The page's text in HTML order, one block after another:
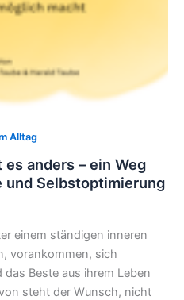
Alltag
anders – ein Weg
und Selbstoptimierung
einem ständigen inneren
vorankommen, sich
Beste aus ihrem Leben
steht der Wunsch, nicht